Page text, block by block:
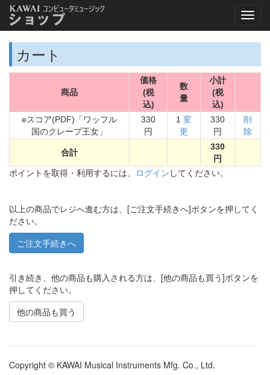
カート
商品
価格
(税
込)
数
量
小計
(税
込)
eスコア(PDF)「ワッフル
国のクレープ王女」
330
円
1 変
更
330
円
削
除
合計
330
円
ポイントを取得・利用するには、 ログイン してください。
以上の商品でレジへ進む方は、[ご注文手続きへ]ボタンを押してく
ださい。
引き続き、他の商品も購入される方は、[他の商品も買う]ボタンを
押してください。
他の商品も買う
Copyright © KAWAI Musical Instruments Mfg. Co., Ltd.